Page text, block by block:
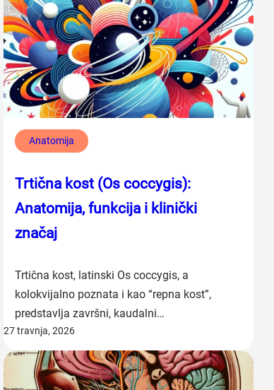
Anatomija
Trtična kost (Os coccygis):
Anatomija, funkcija i klinički
značaj
Trtična kost, latinski Os coccygis, a
kolokvijalno poznata i kao “repna kost”,
predstavlja završni, kaudalni…
27 travnja, 2026